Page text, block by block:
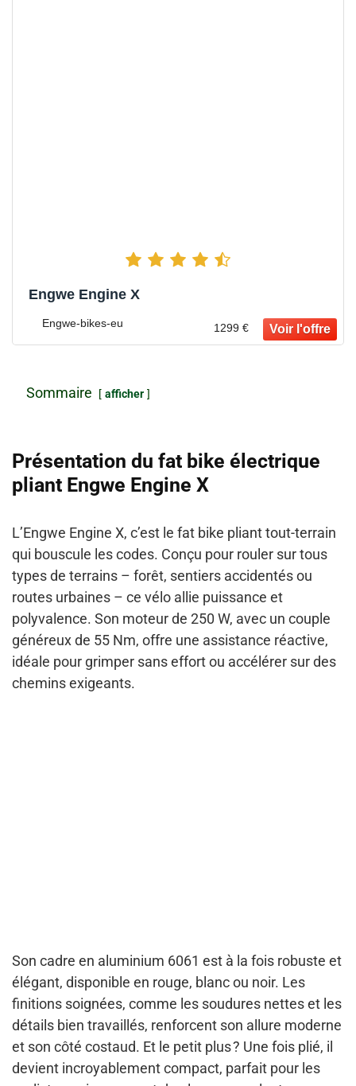
Engwe Engine X
Engwe-bikes-eu 1299 €
Sommaire afficher
Présentation du fat bike électrique
pliant Engwe Engine X
L’Engwe Engine X, c’est le fat bike pliant tout-terrain
qui bouscule les codes. Conçu pour rouler sur tous
types de terrains – forêt, sentiers accidentés ou
routes urbaines – ce vélo allie puissance et
polyvalence. Son moteur de 250 W, avec un couple
généreux de 55 Nm, offre une assistance réactive,
idéale pour grimper sans effort ou accélérer sur des
chemins exigeants.
Son cadre en aluminium 6061 est à la fois robuste et
élégant, disponible en rouge, blanc ou noir. Les
finitions soignées, comme les soudures nettes et les
détails bien travaillés, renforcent son allure moderne
et son côté costaud. Et le petit plus ? Une fois plié, il
devient incroyablement compact, parfait pour les